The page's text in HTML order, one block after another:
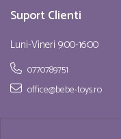
Suport Clienti
Luni-Vineri 9:00-16:00
0770789751
office@bebe-toys.ro